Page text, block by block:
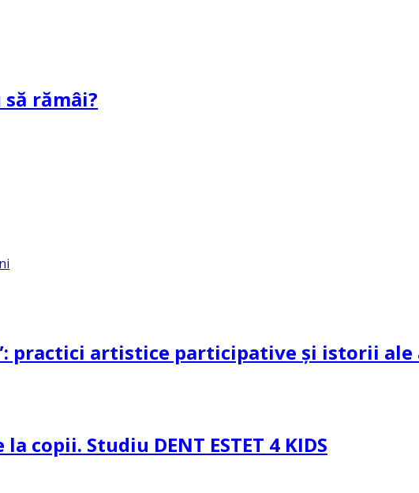
să rămâi?
practici artistice participative și istorii
copii. Studiu DENT ESTET 4 KIDS